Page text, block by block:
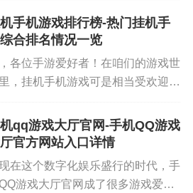
。要是下载个游戏要等老半
好的游戏中心会有比较快的
快玩上心仪的游戏。你可以先
戏试试下载速度，看看是不是
面和操作要简单易用。毕竟咱
，不想在找游戏、下载游戏的
手机游戏排行榜-热门挂机手
合排名情况一览
各位手游爱好者！在咱们的游戏世
，挂机手机游戏可是相当受欢迎，
不耽误升级和获取资源。那目前有
挂机手机游戏值得一玩呢？接下来
qq游戏大厅官网-手机QQ游戏
官方网站入口详情
在这个数字化娱乐盛行的时代，手
游戏大厅官网成了很多游戏爱好